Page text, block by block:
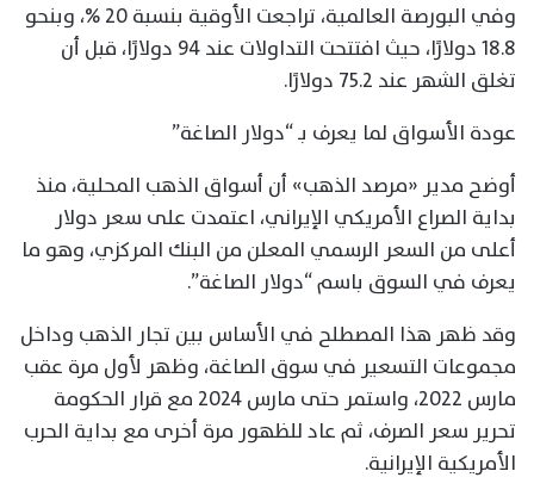
وفي البورصة العالمية، تراجعت الأوقية بنسبة 20 %، وبنحو
18.8 دولارًا، حيث افتتحت التداولات عند 94 دولارًا، قبل أن
تغلق الشهر عند 75.2 دولارًا.
عودة الأسواق لما يعرف بـ “دولار الصاغة”
أوضح مدير «مرصد الذهب» أن أسواق الذهب المحلية، منذ
بداية الصراع الأمريكي الإيراني، اعتمدت على سعر دولار
أعلى من السعر الرسمي المعلن من البنك المركزي، وهو ما
يعرف في السوق باسم “دولار الصاغة”.
وقد ظهر هذا المصطلح في الأساس بين تجار الذهب وداخل
مجموعات التسعير في سوق الصاغة، وظهر لأول مرة عقب
مارس 2022، واستمر حتى مارس 2024 مع قرار الحكومة
تحرير سعر الصرف، ثم عاد للظهور مرة أخرى مع بداية الحرب
الأمريكية الإيرانية.